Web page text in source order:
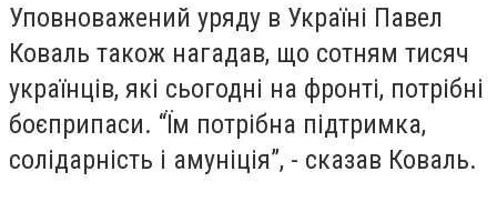
Уповноважений уряду в Україні Павел
Коваль також нагадав, що сотням тисяч
українців, які сьогодні на фронті, потрібні
боєприпаси. “Їм потрібна підтримка,
солідарність і амуніція”, - сказав Коваль.